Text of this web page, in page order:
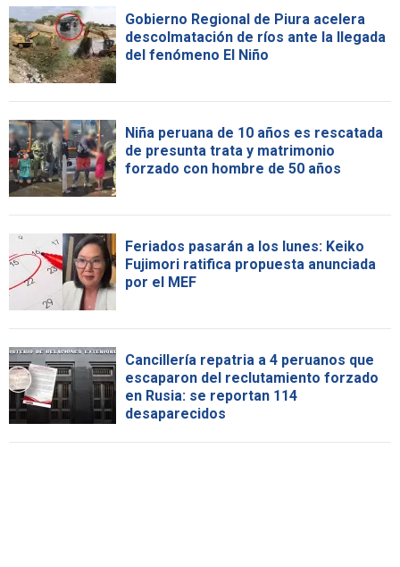
Gobierno Regional de Piura acelera
descolmatación de ríos ante la llegada
del fenómeno El Niño
Niña peruana de 10 años es rescatada
de presunta trata y matrimonio
forzado con hombre de 50 años
Feriados pasarán a los lunes: Keiko
Fujimori ratifica propuesta anunciada
por el MEF
Cancillería repatria a 4 peruanos que
escaparon del reclutamiento forzado
en Rusia: se reportan 114
desaparecidos